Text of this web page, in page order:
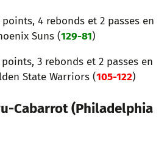
4 rebonds et 2 passes en
Suns (129-81)
3 rebonds et 2 passes en
State Warriors (105-122)
Cabarrot (Philadelphia